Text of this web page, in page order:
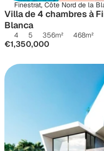
Finestrat, Côte Nord de la
Villa de 4 chambres à
Blanca
4 5 356m² 468m²
€1,350,000